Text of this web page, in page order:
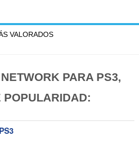
VALORADOS
PARA PS3,
POPULARIDAD:
PS3